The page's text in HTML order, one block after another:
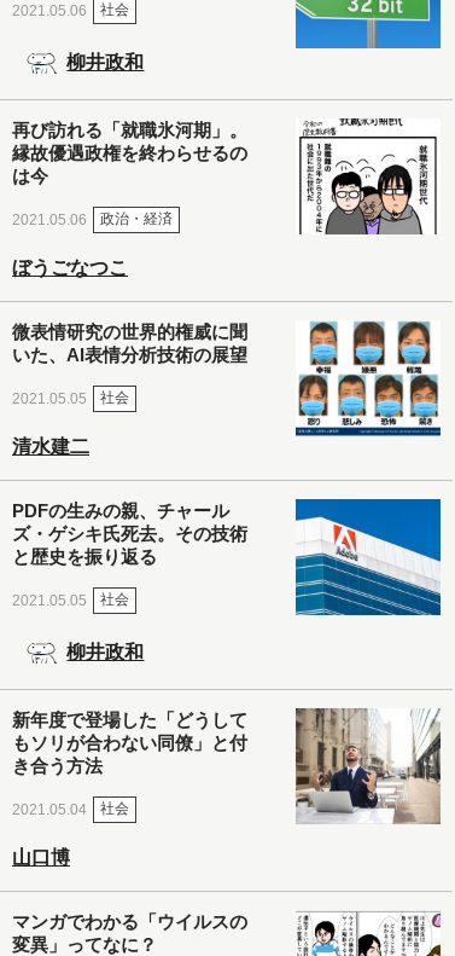
2021.05.06 社会
柳井政和
再び訪れる「就職氷河期」。
縁故優遇政権を終わらせるの
は今
2021.05.06 政治・経済
ぼうごなつこ
微表情研究の世界的権威に聞
いた、AI表情分析技術の展望
2021.05.05 社会
清水建二
PDFの生みの親、チャール
ズ・ゲシキ氏死去。その技術
と歴史を振り返る
2021.05.05 社会
柳井政和
新年度で登場した「どうして
もソリが合わない同僚」と付
き合う方法
2021.05.04 社会
山口博
マンガでわかる「ウイルスの
変異」ってなに？